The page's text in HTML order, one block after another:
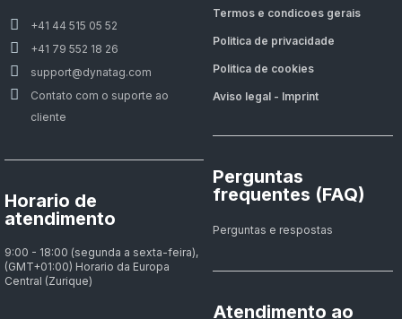
+41 44 515 05 52
+41 79 552 18 26
support@dynatag.com
Contato com o suporte ao
cliente
Horario de
atendimento
9:00 - 18:00 (segunda a sexta-feira),
(GMT+01:00) Horario da Europa
Central (Zurique)
Termos e condicoes gerais
Politica de privacidade
Politica de cookies
Aviso legal - Imprint
Perguntas
frequentes (FAQ)
Perguntas e respostas
Atendimento ao